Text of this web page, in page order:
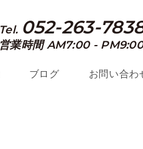
Tel. 052-263-
営業時間 AM7:00 - PM9:00
ブログ お問い合わ